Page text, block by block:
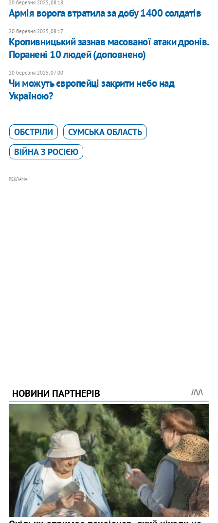
20 березня 2025, 08:18
Армія ворога втратила за добу 1400 солдатів
20 березня 2025, 08:17
Кропивницький зазнав масованої атаки дронів.
Поранені 10 людей (доповнено)
20 березня 2025, 07:00
Чи можуть європейці закрити небо над
Україною?
ОБСТРІЛИ
СУМСЬКА ОБЛАСТЬ
ВІЙНА З РОСІЄЮ
РЕКЛАМА